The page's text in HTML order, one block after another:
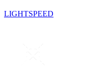
LIGHTSPEED